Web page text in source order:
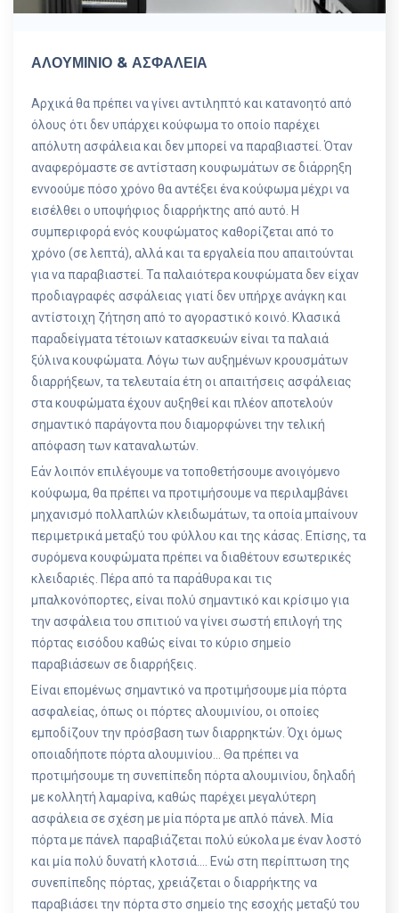
ΑΛΟΥΜΙΝΙΟ & ΑΣΦΑΛΕΙΑ
Αρχικά θα πρέπει να γίνει αντιληπτό και κατανοητό από
όλους ότι δεν υπάρχει κούφωμα το οποίο παρέχει
απόλυτη ασφάλεια και δεν μπορεί να παραβιαστεί. Όταν
αναφερόμαστε σε αντίσταση κουφωμάτων σε διάρρηξη
εννοούμε πόσο χρόνο θα αντέξει ένα κούφωμα μέχρι να
εισέλθει ο υποψήφιος διαρρήκτης από αυτό. Η
συμπεριφορά ενός κουφώματος καθορίζεται από το
χρόνο (σε λεπτά), αλλά και τα εργαλεία που απαιτούνται
για να παραβιαστεί. Τα παλαιότερα κουφώματα δεν είχαν
προδιαγραφές ασφάλειας γιατί δεν υπήρχε ανάγκη και
αντίστοιχη ζήτηση από το αγοραστικό κοινό. Κλασικά
παραδείγματα τέτοιων κατασκευών είναι τα παλαιά
ξύλινα κουφώματα. Λόγω των αυξημένων κρουσμάτων
διαρρήξεων, τα τελευταία έτη οι απαιτήσεις ασφάλειας
στα κουφώματα έχουν αυξηθεί και πλέον αποτελούν
σημαντικό παράγοντα που διαμορφώνει την τελική
απόφαση των καταναλωτών.
Εάν λοιπόν επιλέγουμε να τοποθετήσουμε ανοιγόμενο
κούφωμα, θα πρέπει να προτιμήσουμε να περιλαμβάνει
μηχανισμό πολλαπλών κλειδωμάτων, τα οποία μπαίνουν
περιμετρικά μεταξύ του φύλλου και της κάσας. Επίσης, τα
συρόμενα κουφώματα πρέπει να διαθέτουν εσωτερικές
κλειδαριές. Πέρα από τα παράθυρα και τις
μπαλκονόπορτες, είναι πολύ σημαντικό και κρίσιμο για
την ασφάλεια του σπιτιού να γίνει σωστή επιλογή της
πόρτας εισόδου καθώς είναι το κύριο σημείο
παραβιάσεων σε διαρρήξεις.
Είναι επομένως σημαντικό να προτιμήσουμε μία πόρτα
ασφαλείας, όπως οι πόρτες αλουμινίου, οι οποίες
εμποδίζουν την πρόσβαση των διαρρηκτών. Όχι όμως
οποιαδήποτε πόρτα αλουμινίου… Θα πρέπει να
προτιμήσουμε τη συνεπίπεδη πόρτα αλουμινίου, δηλαδή
με κολλητή λαμαρίνα, καθώς παρέχει μεγαλύτερη
ασφάλεια σε σχέση με μία πόρτα με απλό πάνελ. Μία
πόρτα με πάνελ παραβιάζεται πολύ εύκολα με έναν λοστό
και μία πολύ δυνατή κλοτσιά…. Ενώ στη περίπτωση της
συνεπίπεδης πόρτας, χρειάζεται ο διαρρήκτης να
παραβιάσει την πόρτα στο σημείο της εσοχής μεταξύ του